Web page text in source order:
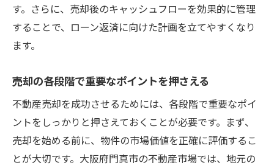
す。さらに、売却後のキャッシュフローを効果的に管理
することで、ローン返済に向けた計画を立てやすくなり
ます。
売却の各段階で重要なポイントを押さえる
不動産売却を成功させるためには、各段階で重要なポイ
ントをしっかりと押さえておくことが必要です。まず、
売却を始める前に、物件の市場価値を正確に評価するこ
とが大切です。大阪府門真市の不動産市場では、地元の